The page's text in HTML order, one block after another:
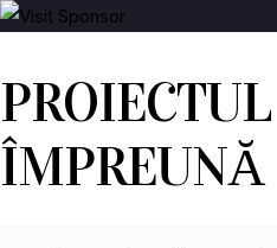
PROIECTUL
ÎMPREUNĂ